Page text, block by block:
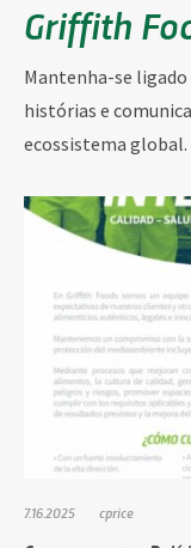
Griffith
Mantenha-se
histórias e
ecossistema global.
7.16.2025 cprice